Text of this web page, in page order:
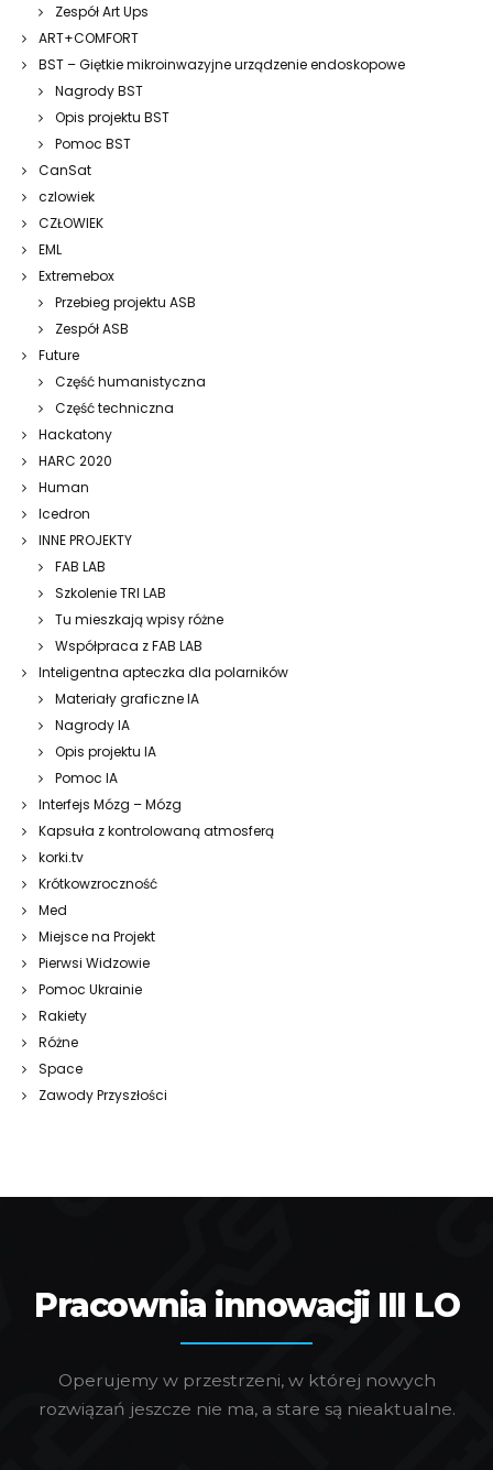
Zespół Art Ups
ART+COMFORT
BST – Giętkie mikroinwazyjne urządzenie endoskopowe
Nagrody BST
Opis projektu BST
Pomoc BST
CanSat
czlowiek
CZŁOWIEK
EML
Extremebox
Przebieg projektu ASB
Zespół ASB
Future
Część humanistyczna
Część techniczna
Hackatony
HARC 2020
Human
Icedron
INNE PROJEKTY
FAB LAB
Szkolenie TRI LAB
Tu mieszkają wpisy różne
Współpraca z FAB LAB
Inteligentna apteczka dla polarników
Materiały graficzne IA
Nagrody IA
Opis projektu IA
Pomoc IA
Interfejs Mózg – Mózg
Kapsuła z kontrolowaną atmosferą
korki.tv
Krótkowzroczność
Med
Miejsce na Projekt
Pierwsi Widzowie
Pomoc Ukrainie
Rakiety
Różne
Space
Zawody Przyszłości
Pracownia innowacji III LO
Operujemy w przestrzeni, w której nowych
rozwiązań jeszcze nie ma, a stare są nieaktualne.